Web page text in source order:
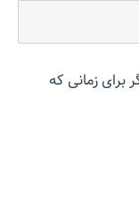
برای زمانی که